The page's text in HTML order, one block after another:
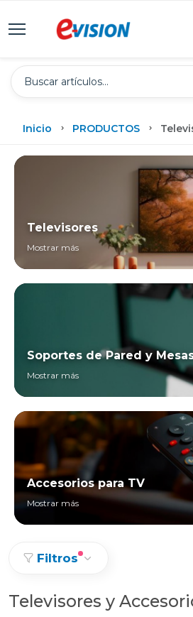
Inicio PRODUCTOS
Televisores
Mostrar más
Soportes de Pared y
Mostrar más
Accesorios para TV
Mostrar más
Filtros
Televisores y